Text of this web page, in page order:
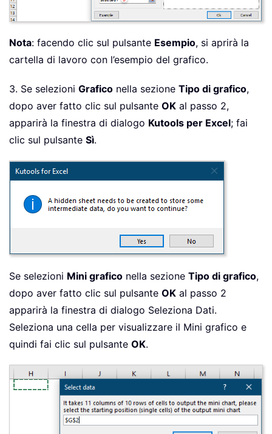
Nota: facendo clic sul pulsante Esempio, si aprirà la
cartella di lavoro con l’esempio del grafico.
3. Se selezioni Grafico nella sezione Tipo di grafico,
dopo aver fatto clic sul pulsante OK al passo 2,
apparirà la finestra di dialogo Kutools per Excel; fai
clic sul pulsante Sì.
Se selezioni Mini grafico nella sezione Tipo di grafico,
dopo aver fatto clic sul pulsante OK al passo 2
apparirà la finestra di dialogo Seleziona Dati.
Seleziona una cella per visualizzare il Mini grafico e
quindi fai clic sul pulsante OK.